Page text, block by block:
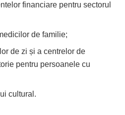
financiare pentru sectorul
de familie;
de zi și a centrelor de
pentru persoanele cu
cultural.